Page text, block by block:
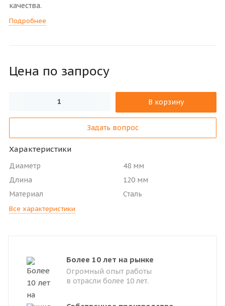
качества.
Подробнее
Цена по запросу
В корзину
Задать вопрос
Характеристики
Диаметр
48 мм
Длина
120 мм
Материал
Сталь
Все характеристики
Более 10 лет на рынке
Огромный опыт работы
в отрасли более 10 лет.